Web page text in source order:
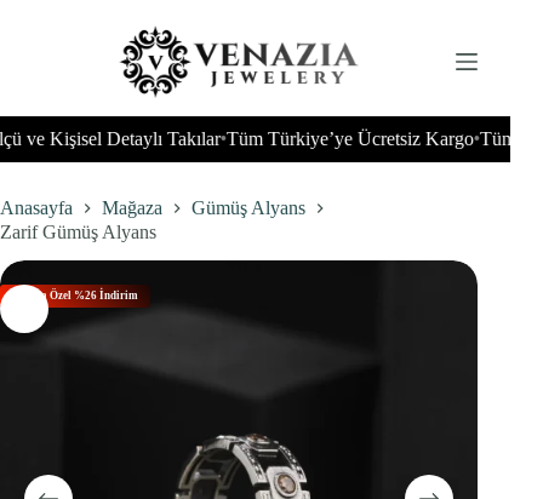
Kişisel Detaylı Takılar•Tüm Türkiye’ye Ücretsiz Kargo•Tüm
Anasayfa Mağaza
Gümüş Alyans
Zarif Gümüş Alyans
Bu Aya Özel %26 İndirim